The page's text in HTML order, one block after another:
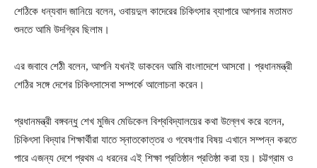
শেঠিকে ধন্যবাদ জানিয়ে বলেন, ওবায়দুল কাদেরের চিকিৎসার ব্যাপারে আপনার মতামত
শুনতে আমি উদগ্রিব ছিলাম।
এর জবাবে শেঠী বলেন, আপনি যখনই ডাকবেন আমি বাংলাদেশে আসবো। প্রধানমন্ত্রী
শেঠির সঙ্গে দেশের চিকিৎসাসেবা সম্পর্কে আলোচনা করেন।
প্রধানমন্ত্রী বঙ্গবন্ধু শেখ মুজিব মেডিকেল বিশ্ববিদ্যালয়ের কথা উল্লেখ করে বলেন,
চিকিৎসা বিদ্যার শিক্ষার্থীরা যাতে স্নাতকোত্তর ও গবেষণার বিষয় এখানে সম্পন্ন করতে
পারে এজন্য দেশে প্রথম এ ধরনের এই শিক্ষা প্রতিষ্ঠান প্রতিষ্ঠা করা হয়। চট্টগ্রাম ও